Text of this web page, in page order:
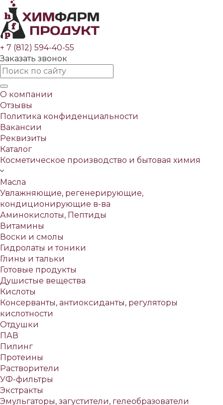
+ 7 (812) 594-40-55
Заказать звонок
О компании
Отзывы
Политика конфиденциальности
Вакансии
Реквизиты
Каталог
Косметическое производство и бытовая химия
Масла
Увлажняющие, регенерирующие,
кондиционирующие в-ва
Аминокислоты, Пептиды
Витамины
Воски и смолы
Гидролаты и тоники
Глины и тальки
Готовые продукты
Душистые вещества
Кислоты
Консерванты, антиоксиданты, регуляторы
кислотности
Отдушки
ПАВ
Пилинг
Протеины
Растворители
УФ-фильтры
Экстракты
Эмульгаторы, загустители, гелеобразователи